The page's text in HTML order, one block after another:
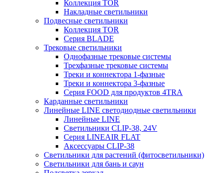
Коллекция TOR
Накладные светильники
Подвесные светильники
Коллекция TOR
Серия BLADE
Трековые светильники
Однофазные трековые системы
Трехфазные трековые системы
Треки и коннектора 1-фазные
Треки и коннектора 3-фазные
Серия FOOD для продуктов 4TRA
Карданные светильники
Линейные LINE светодиодные светильники
Линейные LINE
Светильники CLIP-38, 24V
Серия LINEAIR FLAT
Аксессуары CLIP-38
Светильники для растений (фитосветильники)
Светильники для бань и саун